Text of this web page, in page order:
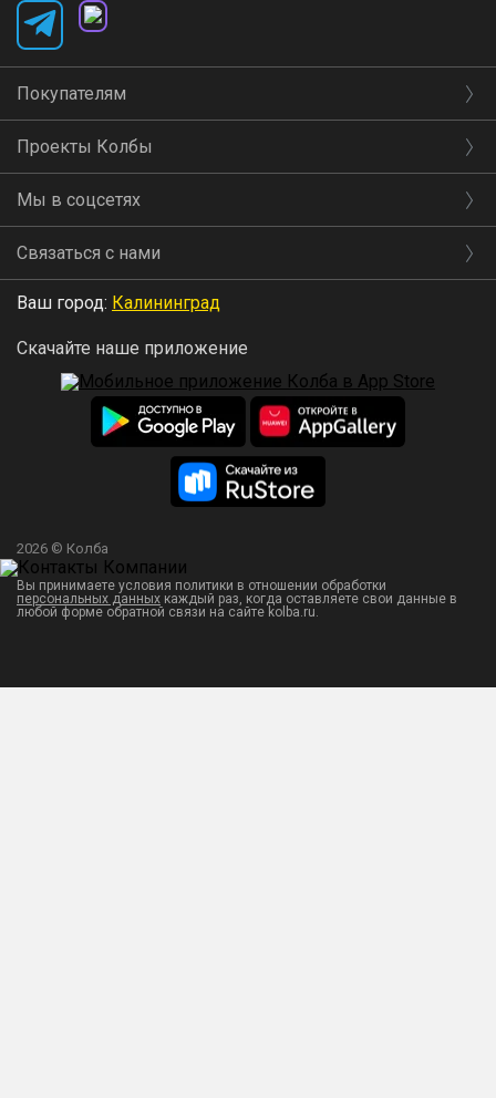
Покупателям
Проекты Колбы
Мы в соцсетях
Связаться с нами
Ваш город: Калининград
Скачайте наше приложение
2026 © Колба
Вы принимаете условия политики в отношении обработки
персональных данных каждый раз, когда оставляете свои данные в
любой форме обратной связи на сайте kolba.ru.